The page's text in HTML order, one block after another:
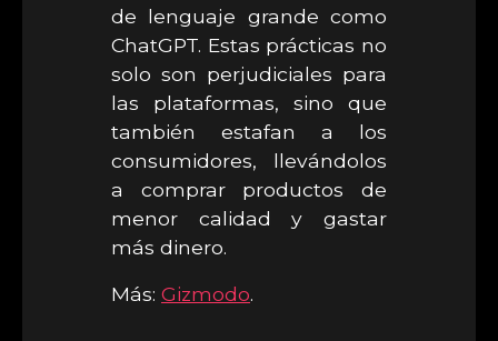
de lenguaje grande como
ChatGPT. Estas prácticas no
solo son perjudiciales para
las plataformas, sino que
también estafan a los
consumidores, llevándolos
a comprar productos de
menor calidad y gastar
más dinero.
Más: Gizmodo.